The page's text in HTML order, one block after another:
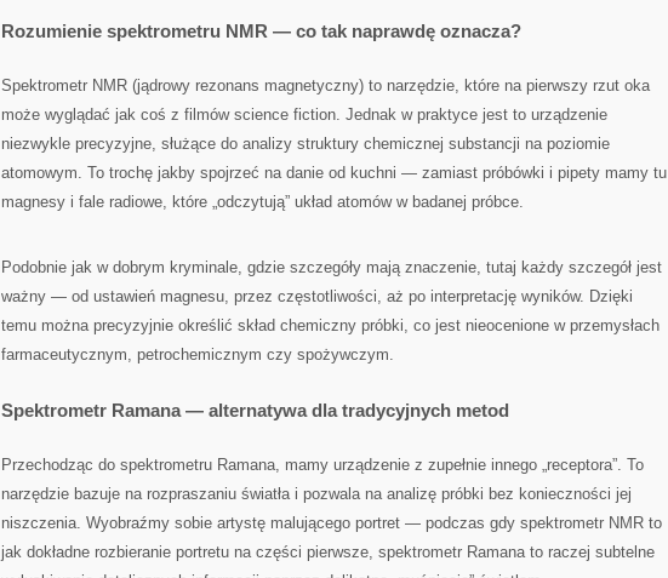
Rozumienie spektrometru NMR — co tak naprawdę oznacza?
Spektrometr NMR (jądrowy rezonans magnetyczny) to narzędzie, które na pierwszy rzut oka
może wyglądać jak coś z filmów science fiction. Jednak w praktyce jest to urządzenie
niezwykle precyzyjne, służące do analizy struktury chemicznej substancji na poziomie
atomowym. To trochę jakby spojrzeć na danie od kuchni — zamiast próbówki i pipety mamy tu
magnesy i fale radiowe, które „odczytują” układ atomów w badanej próbce.
Podobnie jak w dobrym kryminale, gdzie szczegóły mają znaczenie, tutaj każdy szczegół jest
ważny — od ustawień magnesu, przez częstotliwości, aż po interpretację wyników. Dzięki
temu można precyzyjnie określić skład chemiczny próbki, co jest nieocenione w przemysłach
farmaceutycznym, petrochemicznym czy spożywczym.
Spektrometr Ramana — alternatywa dla tradycyjnych metod
Przechodząc do spektrometru Ramana, mamy urządzenie z zupełnie innego „receptora”. To
narzędzie bazuje na rozpraszaniu światła i pozwala na analizę próbki bez konieczności jej
niszczenia. Wyobraźmy sobie artystę malującego portret — podczas gdy spektrometr NMR to
jak dokładne rozbieranie portretu na części pierwsze, spektrometr Ramana to raczej subtelne